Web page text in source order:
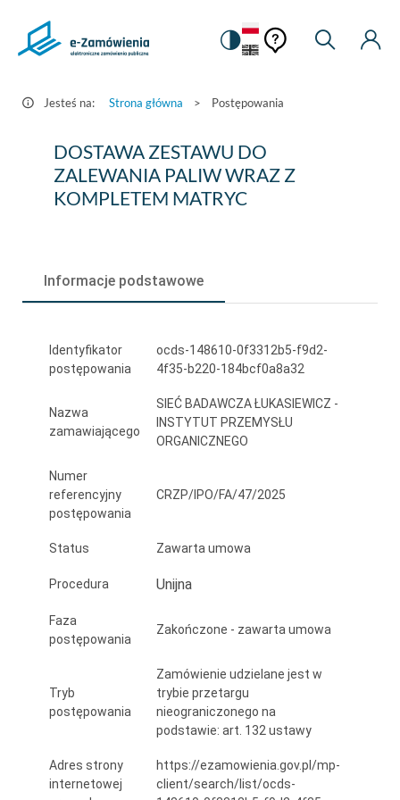
Postępowania
Zamówienia.gov.pl
Zmiana
na
kontrastową
Pomoc
kontekstowa
Pomoc
Moje
Jesteś na: Strona główna > Postępowania
DOSTAWA
ZESTAWU
DO
WRAZ
KOMPLETEM
DOSTAWA ZESTAWU DO
ZALEWANIA PALIW WRAZ Z
KOMPLETEM MATRYC
Informacje podstawowe
Identyfikator
postępowania
ocds-148610-0f3312b5-f9d2-
4f35-b220-184bcf0a8a32
Nazwa
zamawiającego
SIEĆ BADAWCZA ŁUKASIEWICZ -
INSTYTUT PRZEMYSŁU
ORGANICZNEGO
Numer
referencyjny
postępowania
CRZP/IPO/FA/47/2025
Status Zawarta umowa
Procedura Unijna
Faza
postępowania
Zakończone - zawarta umowa
Tryb
postępowania
Zamówienie udzielane jest w
trybie przetargu
nieograniczonego na
podstawie: art. 132 ustawy
Adres strony
internetowej
https://ezamowienia.gov.pl/mp-
client/search/list/ocds-